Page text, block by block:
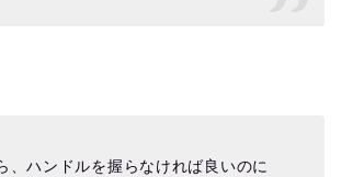
、ハンドルを握らなければ良いのに